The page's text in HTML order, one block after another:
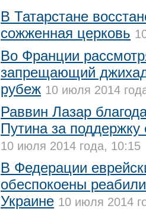
В Татарстане
сожженная церковь
Во Франции
запрещающий
рубеж 10 июля 2014
Раввин Лазар
Путина за
10 июля 2014 года, 10:15
В Федерации
обеспокоены
Украине 10 июля 2014